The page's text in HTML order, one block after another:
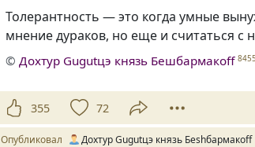
Толерантность — это когда умные
мнение дураков, но еще и считаться с
©Дохтур Gugutцэ князь Бешбармакоff 8455
355 72
Опубликовал Дохтур Gugutцэ князь Беshбармакоff